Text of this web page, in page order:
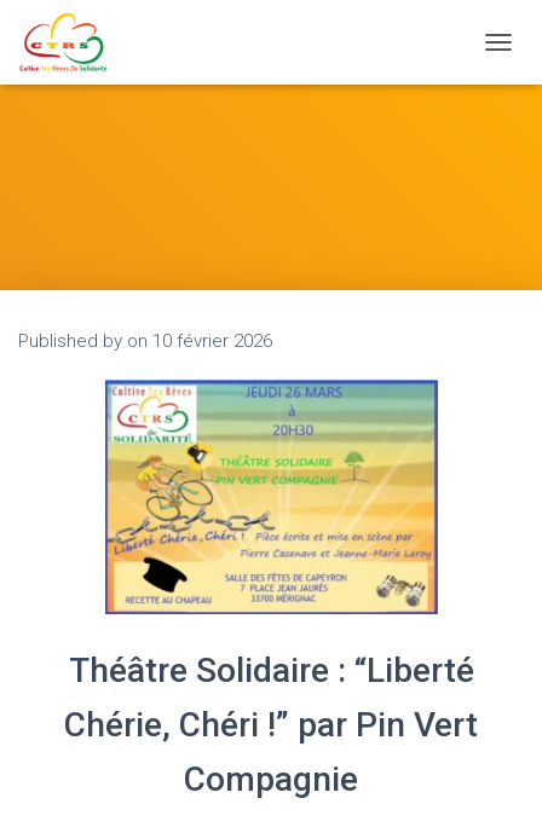
Published by on 10 février 2026
Théâtre Solidaire : “Liberté
Chérie, Chéri !” par Pin Vert
Compagnie